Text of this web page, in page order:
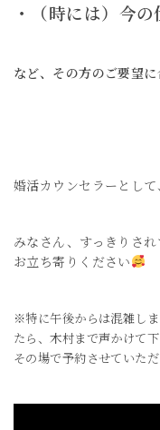
・（時には）今
など、その方のご要望
婚活カウンセラーとし
みなさん、すっきりさ
お立ち寄りください
※特に午後からは混雑し
たら、木村まで声かけて下
その場で予約させていただ